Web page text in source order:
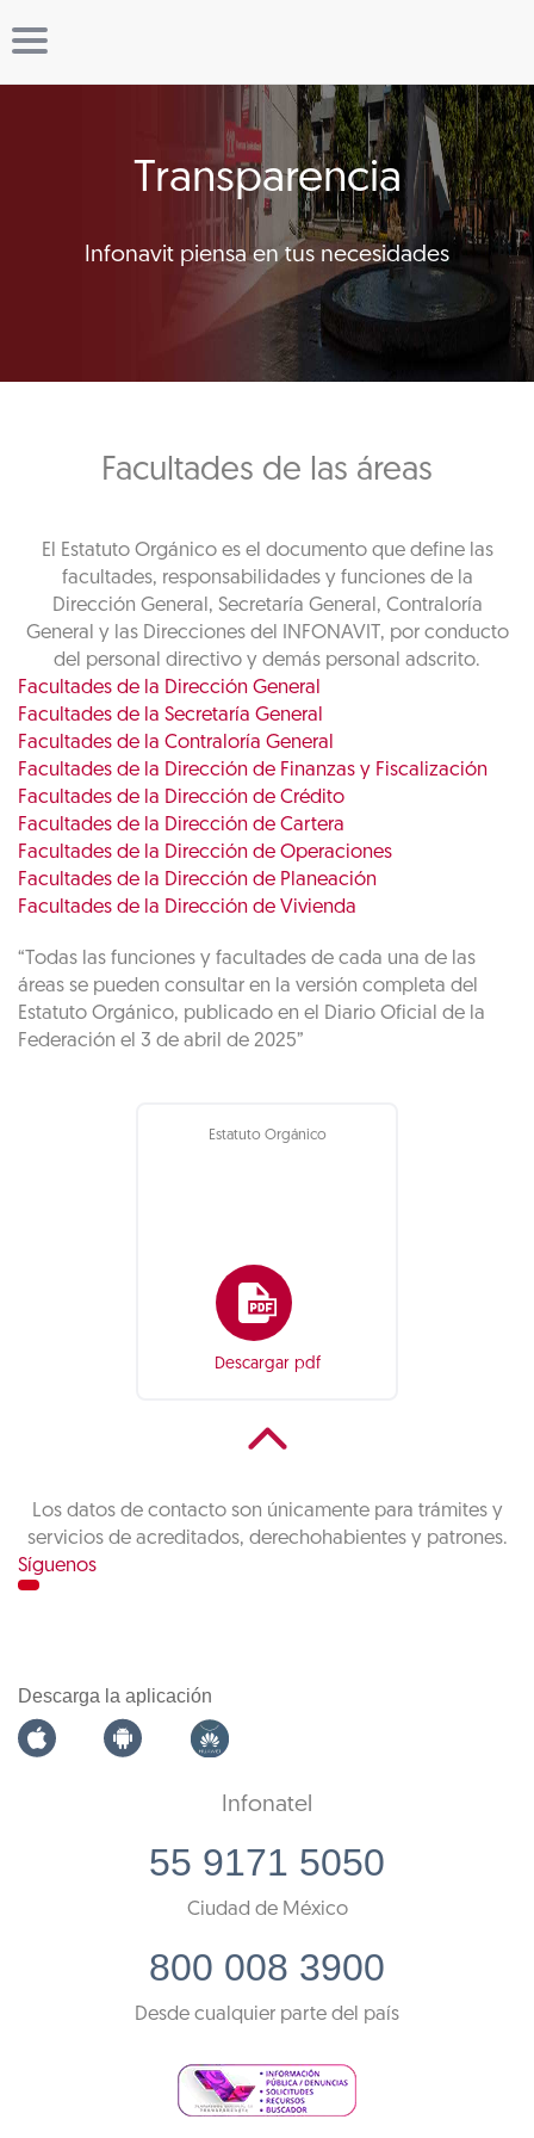
Transparencia
Infonavit piensa en tus necesidades
Facultades de las áreas
El Estatuto Orgánico es el documento que define las
facultades, responsabilidades y funciones de la
Dirección General, Secretaría General, Contraloría
General y las Direcciones del INFONAVIT, por conducto
del personal directivo y demás personal adscrito.
Facultades de la Dirección General
Facultades de la Secretaría General
Facultades de la Contraloría General
Facultades de la Dirección de Finanzas y Fiscalización
Facultades de la Dirección de Crédito
Facultades de la Dirección de Cartera
Facultades de la Dirección de Operaciones
Facultades de la Dirección de Planeación
Facultades de la Dirección de Vivienda
“Todas las funciones y facultades de cada una de las
áreas se pueden consultar en la versión completa del
Estatuto Orgánico, publicado en el Diario Oficial de la
Federación el 3 de abril de 2025”
Estatuto Orgánico
Descargar pdf
Los datos de contacto son únicamente para trámites y
servicios de acreditados, derechohabientes y patrones.
Síguenos
Descarga la aplicación
Infonatel
55 9171 5050
Ciudad de México
800 008 3900
Desde cualquier parte del país